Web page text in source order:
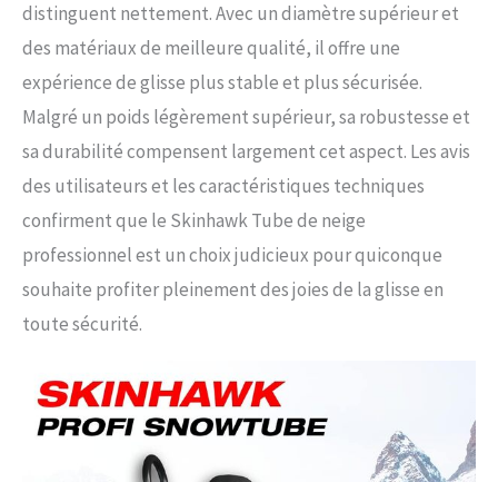
distinguent nettement. Avec un diamètre supérieur et
des matériaux de meilleure qualité, il offre une
expérience de glisse plus stable et plus sécurisée.
Malgré un poids légèrement supérieur, sa robustesse et
sa durabilité compensent largement cet aspect. Les avis
des utilisateurs et les caractéristiques techniques
confirment que le Skinhawk Tube de neige
professionnel est un choix judicieux pour quiconque
souhaite profiter pleinement des joies de la glisse en
toute sécurité.